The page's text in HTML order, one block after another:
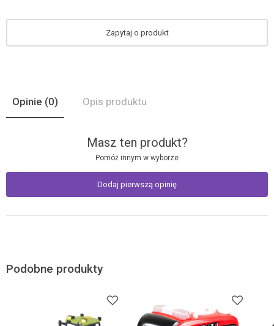
Zapytaj o produkt
Opinie (0) Opis produktu
Masz ten produkt?
Pomóż innym w wyborze
Dodaj pierwszą opinię
Podobne produkty